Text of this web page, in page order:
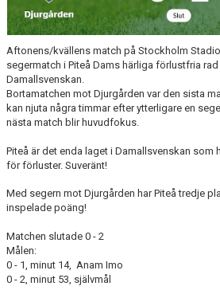
Aftonens/kvällens match på Stockholm
segermatch i Piteå Dams härliga förlustfria
Damallsvenskan.
Bortamatchen mot Djurgården var den sista
kan njuta några timmar efter ytterligare en
nästa match blir huvudfokus.
Piteå är det enda laget i Damallsvenskan som
för förluster. Suveränt!
Med segern mot Djurgården har Piteå tredje
inspelade poäng!
Matchen slutade 0 - 2
Målen:
0 - 1, minut 14, Anam Imo
0 - 2, minut 53, självmål